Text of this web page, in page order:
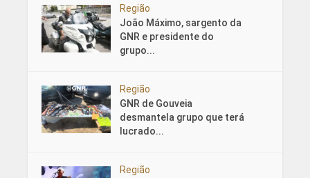
Região
João Máximo, sargento da
GNR e presidente do
grupo...
Região
GNR de Gouveia
desmantela grupo que terá
lucrado...
Região